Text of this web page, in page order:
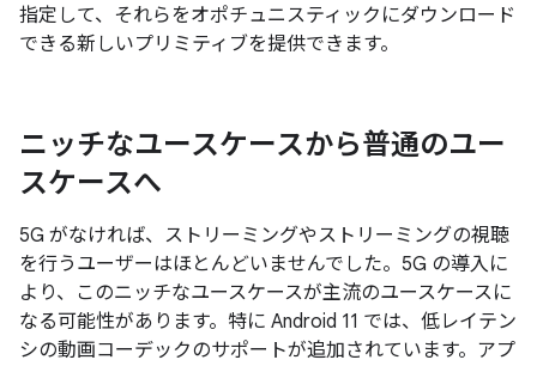
指定して、それらをオポチュニスティックにダウンロード
できる新しいプリミティブを提供できます。
ニッチなユースケースから普通のユー
スケースへ
5G がなければ、ストリーミングやストリーミングの視聴
を行うユーザーはほとんどいませんでした。5G の導入に
より、このニッチなユースケースが主流のユースケースに
なる可能性があります。特に Android 11 では、低レイテン
シの動画コーデックのサポートが追加されています。アプ